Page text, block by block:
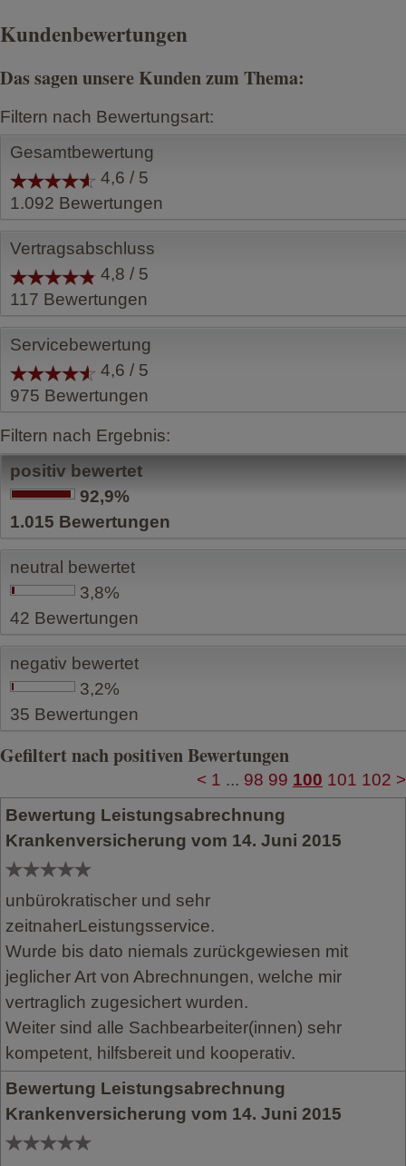
Kundenbewertungen
Das sagen unsere Kunden zum Thema:
Filtern nach Bewertungsart:
Gesamtbewertung
4,6 / 5
1.092 Bewertungen
Vertragsabschluss
4,8 / 5
117 Bewertungen
Servicebewertung
4,6 / 5
975 Bewertungen
Filtern nach Ergebnis:
positiv bewertet
92,9%
1.015 Bewertungen
neutral bewertet
3,8%
42 Bewertungen
negativ bewertet
3,2%
35 Bewertungen
Gefiltert nach positiven Bewertungen
< 1 ... 98 99 100 101 102 >
Bewertung Leistungsabrechnung
Krankenversicherung vom 14. Juni 2015
unbürokratischer und sehr
zeitnaherLeistungsservice.
Wurde bis dato niemals zurückgewiesen mit
jeglicher Art von Abrechnungen, welche mir
vertraglich zugesichert wurden.
Weiter sind alle Sachbearbeiter(innen) sehr
kompetent, hilfsbereit und kooperativ.
Bewertung Leistungsabrechnung
Krankenversicherung vom 14. Juni 2015